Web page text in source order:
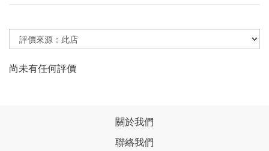
尚未有任何評價
關於我們
聯絡我們